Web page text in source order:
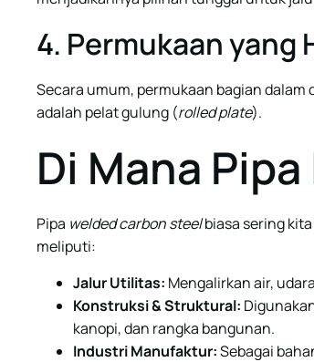
4. Permukaan yang
Secara umum, permukaan bagian dalam
adalah pelat gulung (rolled plate).
Di Mana
Pipa welded carbon steelbiasa sering
meliputi:
Jalur Utilitas: Mengalirkan air,
Konstruksi & Struktural:
kanopi, dan rangka bangunan.
Industri Manufaktur:Sebagai